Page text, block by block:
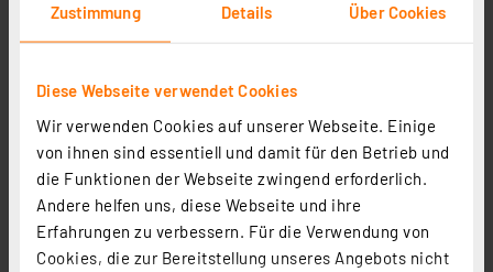
Zustimmung Details Über Cookies
Diese Webseite verwendet Cookies
Wir verwenden Cookies auf unserer Webseite. Einige
von ihnen sind essentiell und damit für den Betrieb und
die Funktionen der Webseite zwingend erforderlich.
Andere helfen uns, diese Webseite und ihre
Erfahrungen zu verbessern. Für die Verwendung von
Cookies, die zur Bereitstellung unseres Angebots nicht
Blulaxa 2er-Set 18-W-T8-LED-Röhrenlampe, G13, 1850
lm, 3000 K, warmweiß, KVG/VVG, Glasröhre, 120 cm
15,80 €
inkl. MwSt.